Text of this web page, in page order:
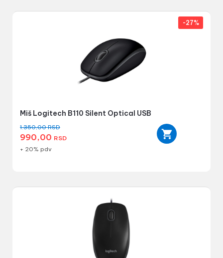
Miš Logitech B110 Silent Optical USB
1.350,00RSD
990,00 RSD
-27%
+ 20% pdv